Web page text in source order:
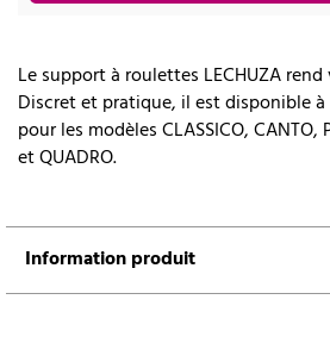
Le support à roulettes LECHUZA
Discret et pratique, il est disponible
pour les modèles CLASSICO, CANTO,
et QUADRO.
Information produit